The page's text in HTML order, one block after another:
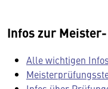
Infos zur
Alle wichtigen